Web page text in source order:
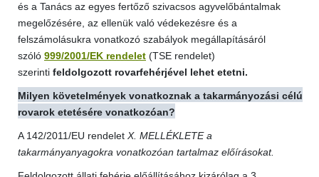
és a Tanács az egyes fertőző szivacsos agyvelőbántalmak
megelőzésére, az ellenük való védekezésre és a
felszámolásukra vonatkozó szabályok megállapításáról
szóló 999/2001/EK rendelet (TSE rendelet)
szerinti feldolgozott rovarfehérjével lehet etetni.
Milyen követelmények vonatkoznak a takarmányozási célú
rovarok etetésére vonatkozóan?
A 142/2011/EU rendelet X. MELLÉKLETE a
takarmányanyagokra vonatkozóan tartalmaz előírásokat.